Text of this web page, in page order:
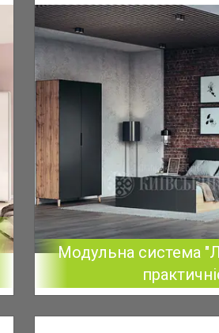
Модульна система